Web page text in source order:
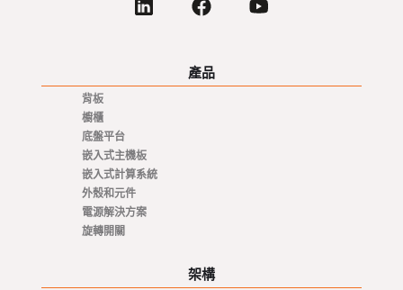
產品
背板
櫥櫃
底盤平台
嵌入式主機板
嵌入式計算系統
外殼和元件
電源解決方案
旋轉開關
架構